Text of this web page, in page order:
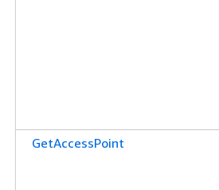
GetAccessPoint